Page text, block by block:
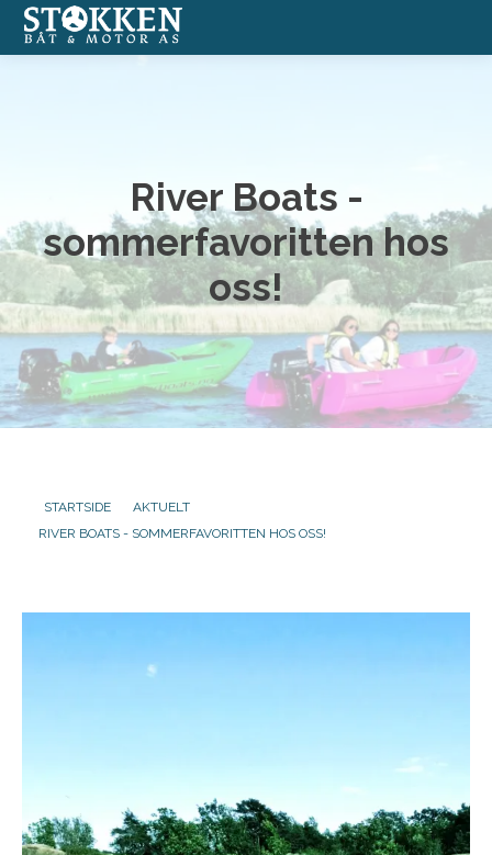
Båtmotorer
Båtverksted
Båtopplag
Formidlingssalg
Om oss
River Boats -
sommerfavoritten hos
oss!
STARTSIDE
AKTUELT
RIVER BOATS - SOMMERFAVORITTEN HOS OSS!